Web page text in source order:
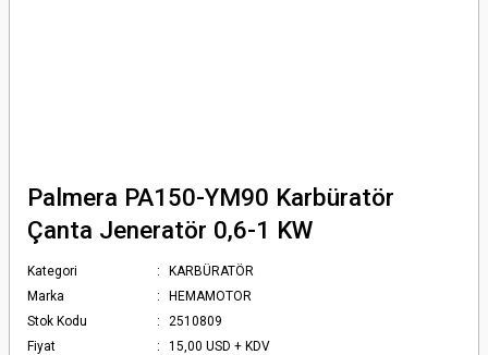
Palmera PA150-YM90 Karbüratör
Çanta Jeneratör 0,6-1 KW
Kategori
KARBÜRATÖR
Marka
HEMAMOTOR
Stok Kodu
2510809
Fiyat
15,00 USD + KDV